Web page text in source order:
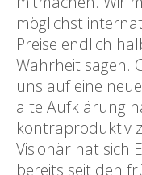
möglichst
Preise endlich
Wahrheit sagen.
uns auf eine
alte Aufklärung
kontraproduktiv
Visionär hat sich
bereits seit den